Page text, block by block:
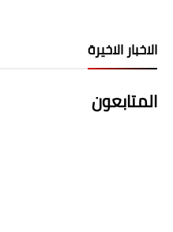
الاخبار الاخيرة
المتابعون